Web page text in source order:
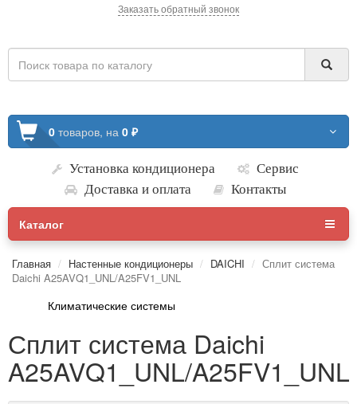
Заказать обратный звонок
0 товаров, на 0 ₽
Установка кондиционера
Сервис
Доставка и оплата
Контакты
Каталог
Главная Настенные кондиционеры DAICHI
Сплит система
Daichi A25AVQ1_UNL/A25FV1_UNL
Климатические системы
Сплит система Daichi
A25AVQ1_UNL/A25FV1_UNL